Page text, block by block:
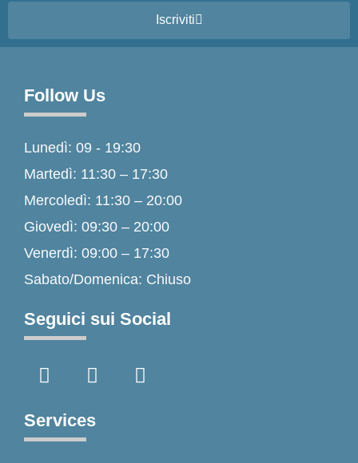
Iscriviti
Follow Us
Lunedì: 09 - 19:30
Martedì: 11:30 – 17:30
Mercoledì: 11:30 – 20:00
Giovedì: 09:30 – 20:00
Venerdì: 09:00 – 17:30
Sabato/Domenica: Chiuso
Seguici sui Social
a
e
b
n
t
i
Services